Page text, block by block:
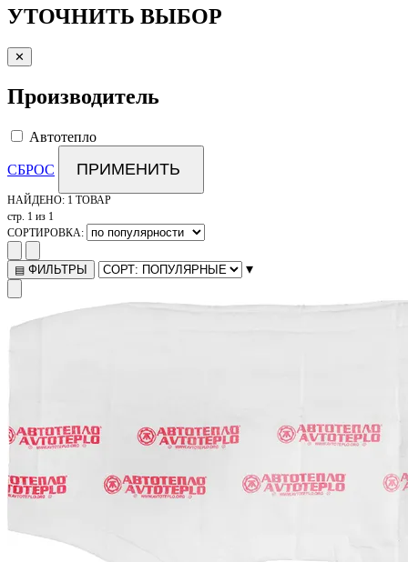
УТОЧНИТЬ ВЫБОР
✕
Производитель
Автотепло
СБРОС ПРИМЕНИТЬ
НАЙДЕНО: 1 ТОВАР
стр. 1 из 1
СОРТИРОВКА:
▤ ФИЛЬТРЫ ▾